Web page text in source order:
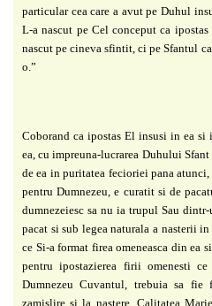
particular cea care a avut pe Duhul
L-a nascut pe Cel conceput ca
nascutpe cineva sfintit, ci pe Sfantul
o.”
Coborand ca ipostas El insusi in ea si
ea, cuimpreuna-lucrarea Duhului
de ea in puritatea fecioriei pana
pentru Dumnezeu, e curatit si de
dumnezeiesc sa nu ia trupul Sau
pacat si sub legea naturala a nasterii
ce Si-a format firea omeneasca din ea
pentru ipostazierea firii omenesti
DumnezeuCuvantul, trebuia sa fie
zamislire si la nastere. Calitatea